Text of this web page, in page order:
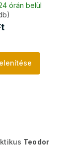
órán belül
Teodor